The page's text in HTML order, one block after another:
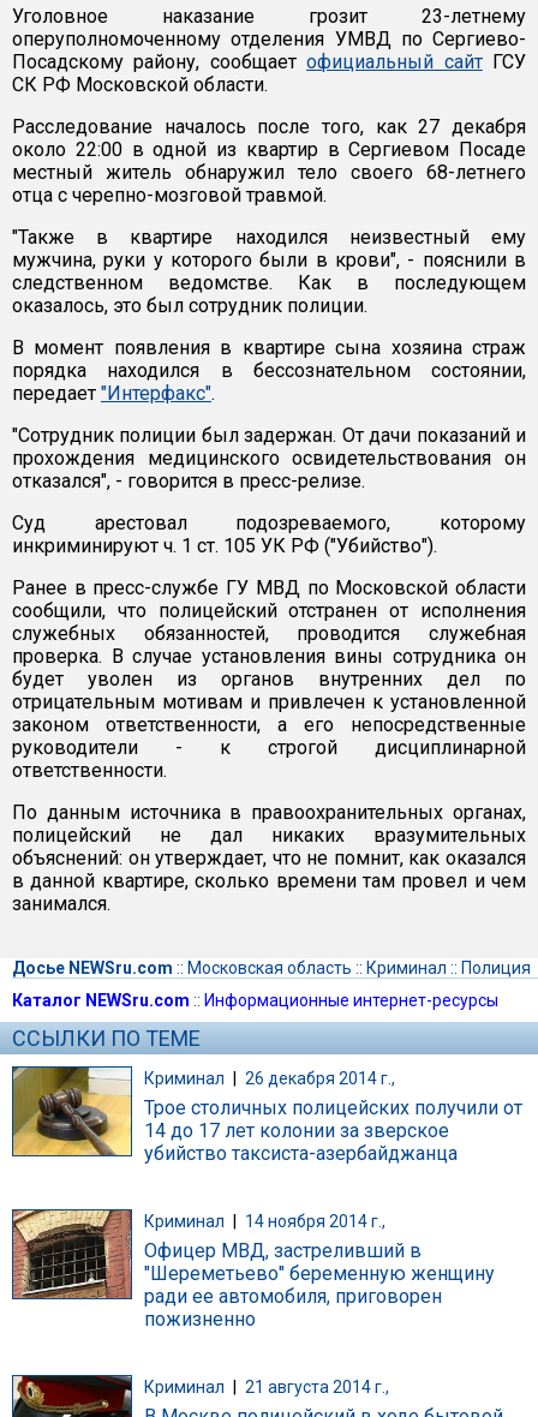
Уголовное наказание грозит 23-летнему
оперуполномоченному отделения УМВД по Сергиево-
Посадскому району, сообщаетофициальный сайтГСУ
СК РФ Московской области.
Расследование началось после того, как 27 декабря
около 22:00 в одной из квартир в Сергиевом Посаде
местный житель обнаружил тело своего 68-летнего
отца с черепно-мозговой травмой.
"Также в квартире находился неизвестный ему
мужчина, руки у которого были в крови", - пояснили в
следственном ведомстве. Как в последующем
оказалось, это был сотрудник полиции.
В момент появления в квартире сына хозяина страж
порядка находился в бессознательном состоянии,
передает "Интерфакс".
"Сотрудник полиции был задержан. От дачи показаний и
прохождения медицинского освидетельствования он
отказался", - говорится в пресс-релизе.
Суд арестовал подозреваемого, которому
инкриминируют ч. 1 ст. 105 УК РФ ("Убийство").
Ранее в пресс-службе ГУ МВД по Московской области
сообщили, что полицейский отстранен от исполнения
служебных обязанностей, проводится служебная
проверка. В случае установления вины сотрудника он
будет уволен из органов внутренних дел по
отрицательным мотивам и привлечен к установленной
законом ответственности, а его непосредственные
руководители - к строгой дисциплинарной
ответственности.
По данным источника в правоохранительных органах,
полицейский не дал никаких вразумительных
объяснений: он утверждает, что не помнит, как оказался
в данной квартире, сколько времени там провел и чем
занимался.
Досье NEWSru.com :: Московская область :: Криминал :: Полиция
Каталог NEWSru.com :: Информационные интернет-ресурсы
ССЫЛКИ ПО ТЕМЕ
Криминал | 26 декабря 2014 г.,
Трое столичных полицейских получили от
14 до 17 лет колонии за зверское
убийство таксиста-азербайджанца
Криминал 14 ноября 2014 г.,
Офицер МВД, застреливший в
"Шереметьево" беременную женщину
ради ее автомобиля, приговорен
пожизненно
Криминал 21 августа 2014 г.,